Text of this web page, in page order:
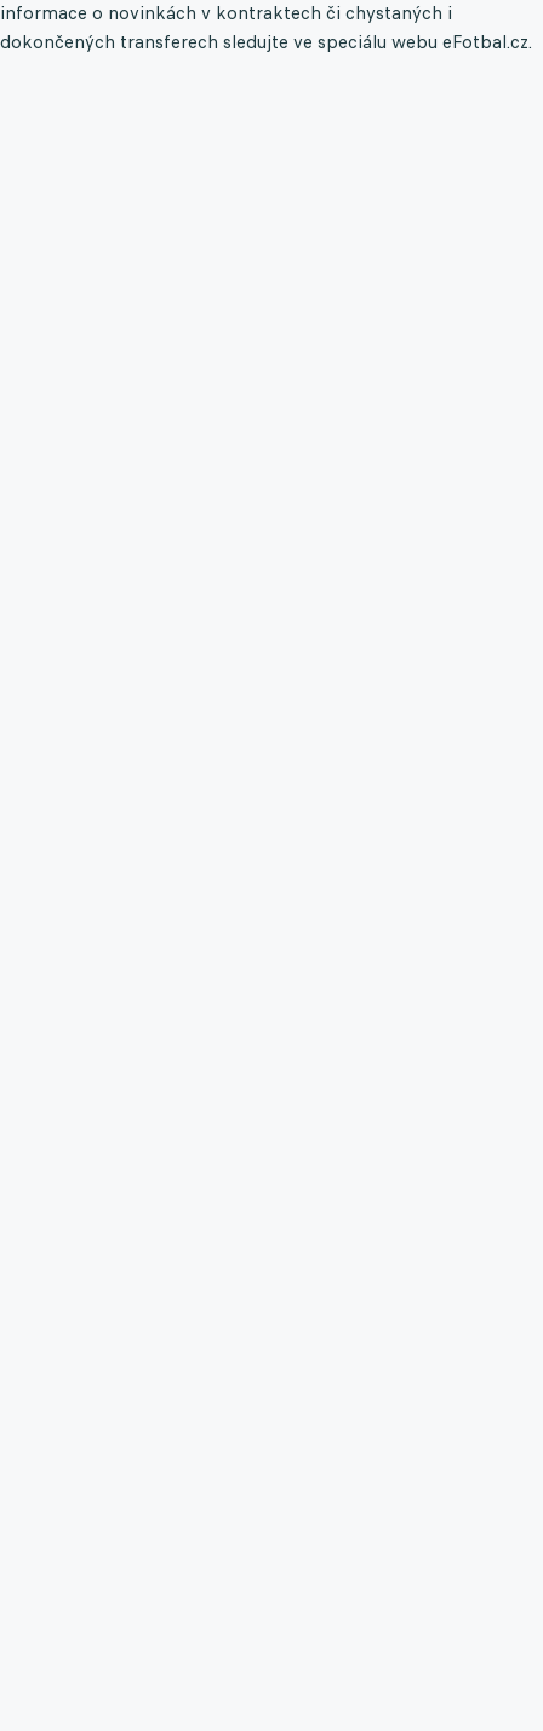
informace o novinkách v kontraktech či chystaných i
dokončených transferech sledujte ve speciálu webu eFotbal.cz.